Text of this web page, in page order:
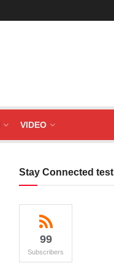
VIDEO
Stay Connected test
99
Subscribers